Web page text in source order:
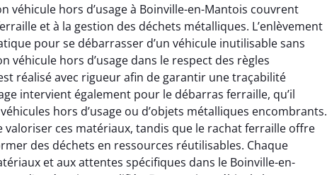
véhicule hors d’usage à Boinville-en-Mantois couvrent
et à la gestion des déchets métalliques. L’enlèvement
pour se débarrasser d’un véhicule inutilisable sans
hors d’usage dans le respect des règles
réalisé avec rigueur afin de garantir une traçabilité
intervient également pour le débarras ferraille, qu’il
hors d’usage ou d’objets métalliques encombrants.
ces matériaux, tandis que le rachat ferraille offre
des déchets en ressources réutilisables. Chaque
et aux attentes spécifiques dans le Boinville-en-